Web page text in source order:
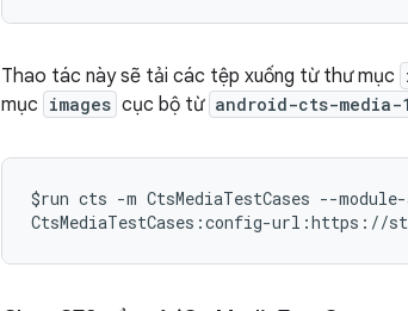
Thao tác này sẽ tải các tệp xuống từ thư mục
mục images cục bộ từ android-cts-
$run cts -m CtsMediaTestCases --
CtsMediaTestCases:config-url:https://